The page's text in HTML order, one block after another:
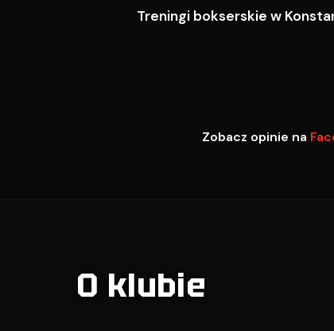
Treningi bokserskie w
Zobacz opinie na
O klubie